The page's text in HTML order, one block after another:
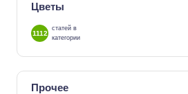
Цветы
1112
статей в
категории
Прочее